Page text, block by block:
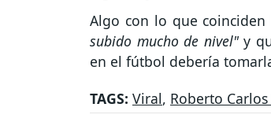
Algo con lo que
subido mucho de nivel"y
en el fútbol debería
TAGS: Viral, Roberto